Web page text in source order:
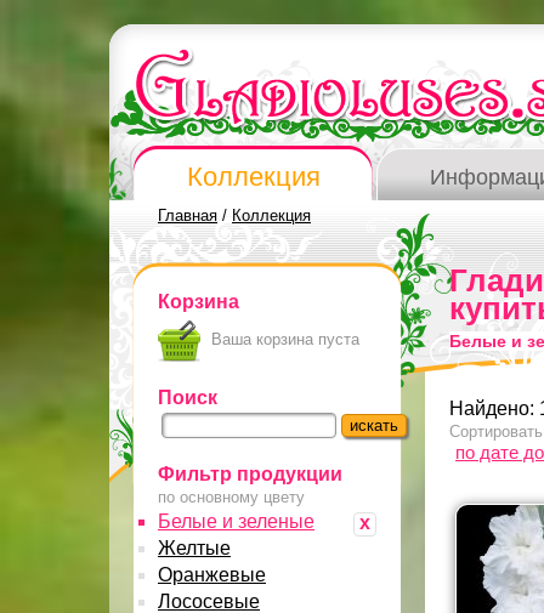
Коллекция
Главная / Коллекция
Корзина
Ваша корзина пуста
Поиск
Фильтр продукции
по основному цвету
x
Белые и зеленые
Желтые
Оранжевые
Лососевые
Белые и
Найдено:
по дате